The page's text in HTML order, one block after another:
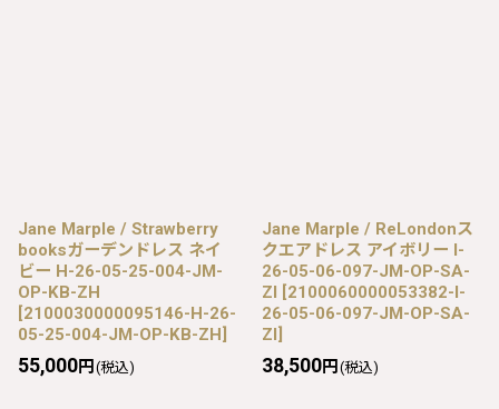
Jane Marple / Strawberry
booksガーデンドレス ネイ
ビー H-26-05-25-004-JM-
OP-KB-ZH
[2100030000095146-H-26-
05-25-004-JM-OP-KB-ZH]
55,000円 (税込)
Jane Marple / ReLondonス
クエアドレス アイボリー I-
26-05-06-097-JM-OP-SA-
ZI [2100060000053382-I-
26-05-06-097-JM-OP-SA-
ZI]
38,500円 (税込)